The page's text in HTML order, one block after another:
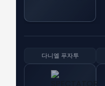
다니엘 푸자투